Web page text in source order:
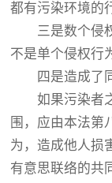
都有污染环境的
三是数个侵
不是单个侵权行
四是造成了
如果污染者
围，应由本法第
为，造成他人损
有意思联络的共